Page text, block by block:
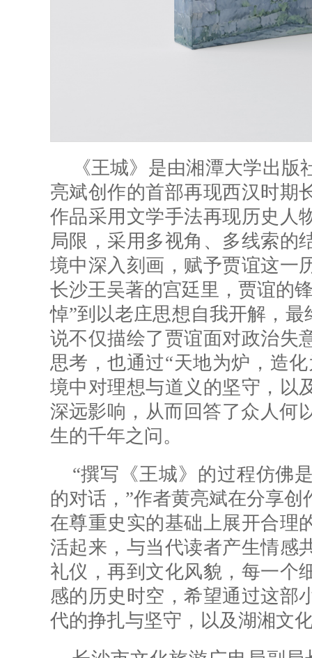
《王城》是由湘潭大学出
亮斌创作的首部再现西汉时期
作品采用文学手法再现历史人
局限，采用多视角、多线索的
境中深入刻画，赋予贾谊这一
长沙王吴著的宫廷里，贾谊的
悼”到以老庄思想自我开解，
说不仅描绘了贾谊面对政治失
思考，也通过“天地为炉，造
境中对理想与道义的坚守，以
深远影响，从而回答了众人何
生的千年之问。
“撰写《王城》的过程仿佛
的对话，”作者黄亮斌在分享
在尊重史实的基础上展开合理
活起来，与当代读者产生情感
礼仪，再到文化风貌，每一个
感的历史时空，希望通过这部
代的挣扎与坚守，以及湖湘文